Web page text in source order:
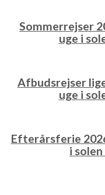
Sommerrejser
uge i
Afbudsrejser
uge i
Efterårsferie
i